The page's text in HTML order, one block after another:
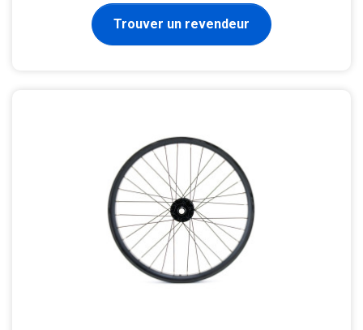
Trouver un revendeur